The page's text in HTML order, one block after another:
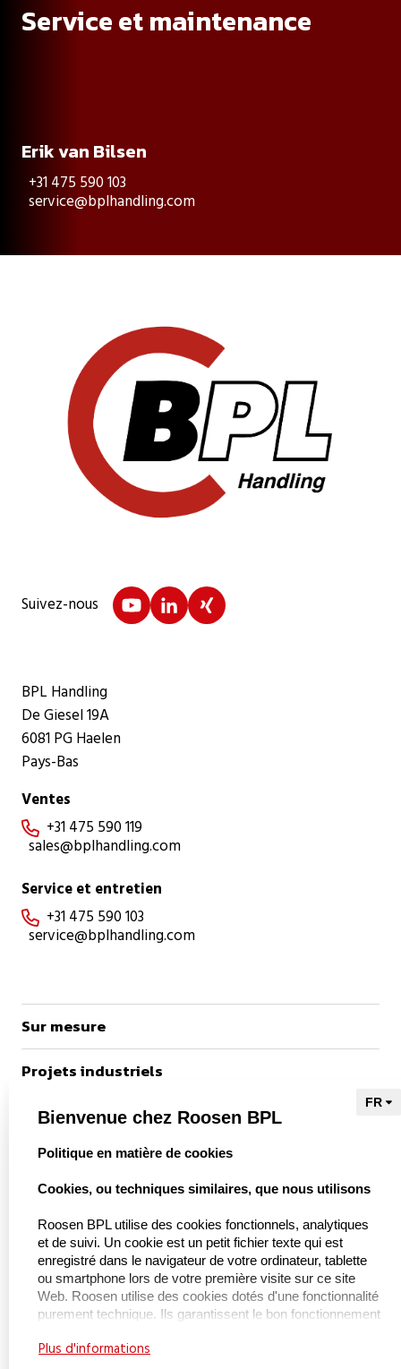
Service et maintenance
Erik van Bilsen
+31 475 590 103
service@bplhandling.com
Suivez-nous
BPL Handling
De Giesel 19A
6081 PG Haelen
Pays-Bas
Ventes
 +31 475 590 119
sales@bplhandling.com
Service et entretien
 +31 475 590 103
service@bplhandling.com
Sur mesure
Projets industriels
Références
vers Kieu Engineering
À propos de nous
À propos de BPL Handling
Certifications
Bienvenue chez Roosen BPL
select language
Politique en matière de cookies
Cookies, ou techniques similaires, que nous utilisons
Roosen BPL utilise des cookies fonctionnels, analytiques
et de suivi. Un cookie est un petit fichier texte qui est
enregistré dans le navigateur de votre ordinateur, tablette
ou smartphone lors de votre première visite sur ce site
Web. Roosen utilise des cookies dotés d'une fonctionnalité
purement technique. Ils garantissent le bon fonctionnement
paramètres préférés. Ces cookies sont également utilisés
Plus d'informations